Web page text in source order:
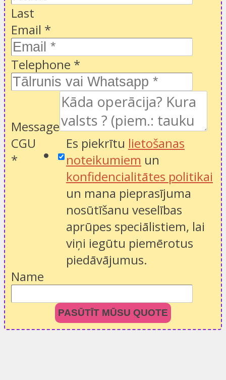
Last
Email *
Telephone *
Message
CGU
*
Es piekrītu lietošanas
noteikumiem un
konfidencialitātes politikai
un mana pieprasījuma
nosūtīšanu veselības
aprūpes speciālistiem, lai
viņi iegūtu piemērotus
piedāvājumus.
Name
PASŪTĪT MŪSU QUOTE